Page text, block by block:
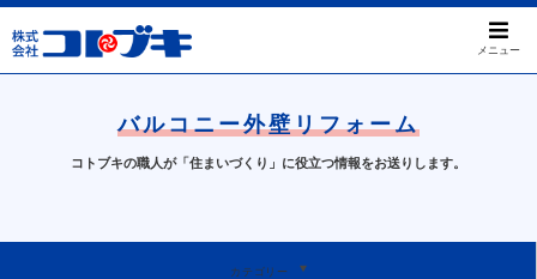
メニュー
バルコニー外壁リフォーム
コトブキの職人が「住まいづくり」に役立つ情報をお送りします。
カテゴリー
天窓について 本日のお問い合わせ 我孫子ってすばらしい
お知らせ